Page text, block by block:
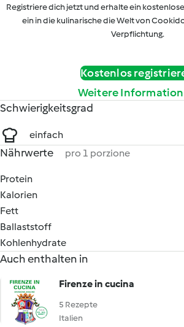
Registriere dich jetzt und erhalte ein
ein in die kulinarische die Welt von
Verpflichtung.
Kostenlos
Weitere
Schwierigkeitsgrad
einfach
Nährwerte pro 1 porzione
Protein
Kalorien
Fett
Ballaststoff
Kohlenhydrate
Auch enthalten in
Firenze in cucina
5 Rezepte
Italien